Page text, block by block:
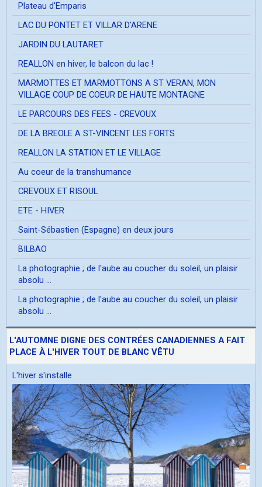
Plateau d'Emparis
LAC DU PONTET ET VILLAR D'ARENE
JARDIN DU LAUTARET
REALLON en hiver, le balcon du lac !
MARMOTTES ET MARMOTTONS A ST VERAN, MON
VILLAGE COUP DE COEUR DE HAUTE MONTAGNE
LE PARCOURS DES FEES - CREVOUX
DE LA BREOLE A ST-VINCENT LES FORTS
REALLON LA STATION ET LE VILLAGE
Au coeur de la transhumance
CREVOUX ET RISOUL
ETE - HIVER
Saint-Sébastien (Espagne) en deux jours
BILBAO
La photographie ; de l'aube au coucher du soleil, un plaisir
absolu ...
La photographie ; de l'aube au coucher du soleil, un plaisir
absolu ...
L'AUTOMNE DIGNE DES CONTRÉES CANADIENNES A FAIT
PLACE À L'HIVER TOUT DE BLANC VÊTU
L'hiver s'installe